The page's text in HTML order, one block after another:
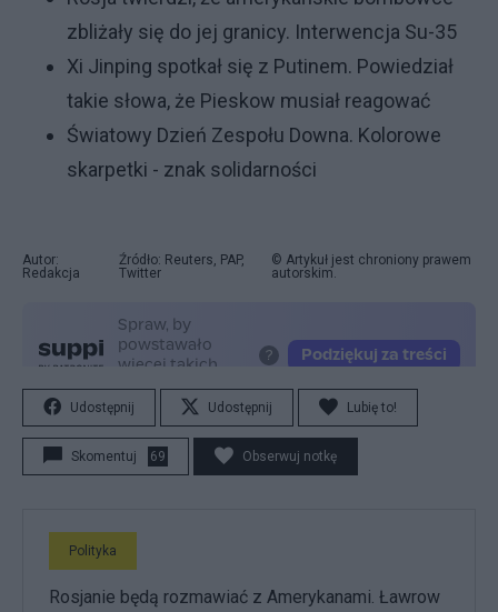
zbliżały się do jej granicy. Interwencja Su-35
Xi Jinping spotkał się z Putinem. Powiedział
takie słowa, że Pieskow musiał reagować
Światowy Dzień Zespołu Downa. Kolorowe
skarpetki - znak solidarności
Autor:
Redakcja
Źródło: Reuters, PAP,
Twitter
© Artykuł jest chroniony prawem
autorskim.
Udostępnij Udostępnij Lubię to!
Skomentuj 69 Obserwuj notkę
Polityka
Rosjanie będą rozmawiać z Amerykanami. Ławrow